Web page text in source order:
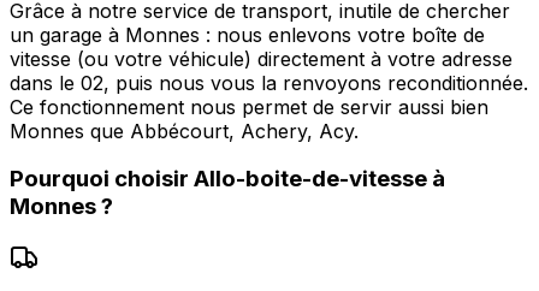
Grâce à notre service de transport, inutile de chercher
un garage à Monnes : nous enlevons votre boîte de
vitesse (ou votre véhicule) directement à votre adresse
dans le 02, puis nous vous la renvoyons reconditionnée.
Ce fonctionnement nous permet de servir aussi bien
Monnes que Abbécourt, Achery, Acy.
Pourquoi choisir Allo-boite-de-vitesse à
Monnes?